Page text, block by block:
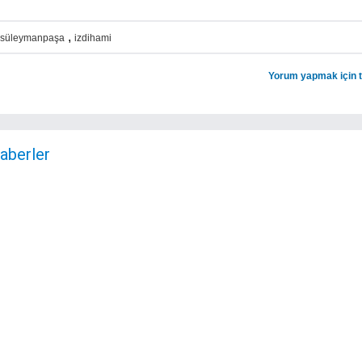
süleymanpaşa , izdihami
Yorum yapmak için